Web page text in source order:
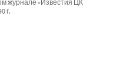
журнале «Известия ЦК
г.